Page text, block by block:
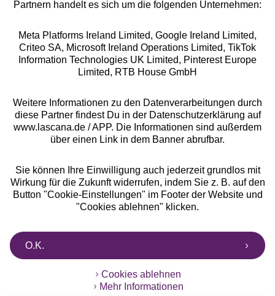
Alle Preise inkl. MwSt., zzgl.
Versandkosten
** Bonität vorausgesetzt, berechtigt zur Bonitätsprüfung
Partnern handelt es sich um die folgenden Unternehmen:
Meta Platforms Ireland Limited, Google Ireland Limited,
Criteo SA, Microsoft Ireland Operations Limited, TikTok
Information Technologies UK Limited, Pinterest Europe
Limited, RTB House GmbH
Weitere Informationen zu den Datenverarbeitungen durch
diese Partner findest Du in der Datenschutzerklärung auf
www.lascana.de / APP. Die Informationen sind außerdem
über einen Link in dem Banner abrufbar.
Sie können Ihre Einwilligung auch jederzeit grundlos mit
Wirkung für die Zukunft widerrufen, indem Sie z. B. auf den
Button "Cookie-Einstellungen" im Footer der Website und
"Cookies ablehnen" klicken.
O.K.
Cookies ablehnen
Mehr Informationen